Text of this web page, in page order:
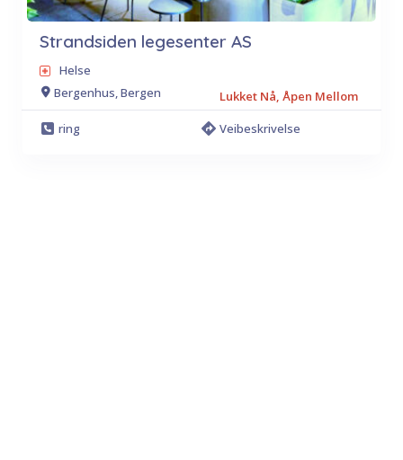
Strandsiden legesenter AS
Helse
Bergenhus, Bergen
Lukket Nå, Åpen Mellom
ring
Veibeskrivelse